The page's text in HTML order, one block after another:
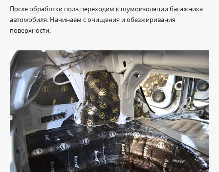
После обработки пола переходим к шумоизоляции багажника
автомобиля. Начинаем с очищения и обезжиривания
поверхности.